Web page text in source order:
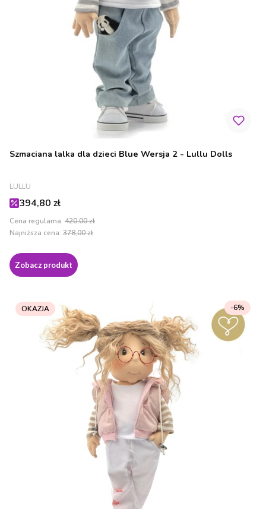
Szmaciana lalka dla dzieci Blue Wersja 2 - Lullu Dolls
PRODUCENT
LULLU
Cena promocyjna
394,80 zł
Cena regularna: 420,00 zł
Najniższa cena: 378,00 zł
Zobacz produkt
OKAZJA -6%